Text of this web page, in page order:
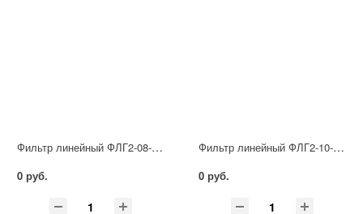
Фильтр линейный ФЛГ2-08-100
0 руб.
Фильтр линейный ФЛГ2-10-250
0 руб.